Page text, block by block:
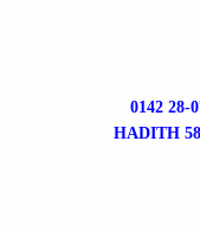
0142 28-
HADITH